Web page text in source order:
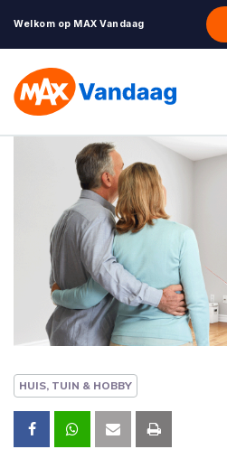
Welkom op MAX Vandaag
HUIS, TUIN & HOBBY